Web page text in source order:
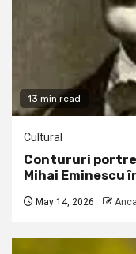
13 min read
Cultural
Contururi
Mihai Eminescu
May 14, 2026